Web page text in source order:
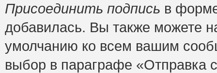
Присоединить подпись в
добавилась. Вы также можете
умолчанию ко всем вашим
выбор в параграфе «Отправка